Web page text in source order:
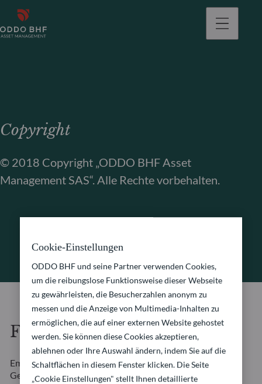
Copyright
© 2018 Copyright „ODDO BHF Asset
Management SAS“. Alle Rechte vorbehalten.
Fotos
Empfangsseite : Amygdala Imagery / Collection E+ /
Getty Images
Cookie-Einstellungen
ODDO BHF und seine Partner verwenden Cookies,
um die reibungslose Funktionsweise dieser Webseite
zu gewährleisten, die Besucherzahlen anonym zu
messen und die Anzeige von Multimedia-Inhalten zu
ermöglichen, die auf einer externen Website gehostet
werden. Sie können diese Cookies akzeptieren,
ablehnen oder Ihre Auswahl ändern, indem Sie auf die
Schaltflächen in diesem Fenster klicken. Die Seite
„Cookie Einstellungen" stellt Ihnen detaillierte